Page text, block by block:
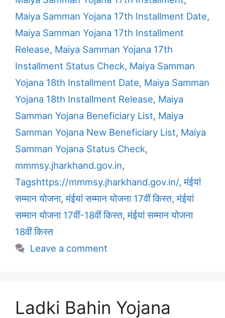
Maiya Samman Yojana 17th Installment Date,
Maiya Samman Yojana 17th Installment
Release, Maiya Samman Yojana 17th
Installment Status Check, Maiya Samman
Yojana 18th Installment Date, Maiya Samman
Yojana 18th Installment Release, Maiya
Samman Yojana Beneficiary List, Maiya
Samman Yojana New Beneficiary List, Maiya
Samman Yojana Status Check,
mmmsy.jharkhand.gov.in,
Tagshttps://mmmsy.jharkhand.gov.in/,मंईयां
सम्मान योजना,मंईयां सम्मान योजना 17वीं किस्त,मंईयां
सम्मान योजना 17वीं-18वीं किस्त,मंईयां सम्मान योजना
18वीं किस्त
Leave a comment
Ladki Bahin Yojana